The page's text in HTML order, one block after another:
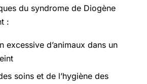
du syndrome de Diogène
:
excessive d’animaux dans un
soins et de l’hygiène des